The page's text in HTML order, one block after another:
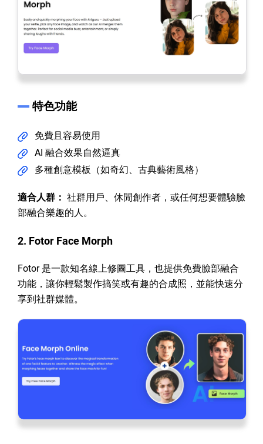
特色功能
免費且容易使用
AI 融合效果自然逼真
多種創意模板（如奇幻、古典藝術風格）
適合人群： 社群用戶、休閒創作者，或任何想要體驗臉
部融合樂趣的人。
2. Fotor Face Morph
Fotor 是一款知名線上修圖工具，也提供免費臉部融合
功能，讓你輕鬆製作搞笑或有趣的合成照，並能快速分
享到社群媒體。